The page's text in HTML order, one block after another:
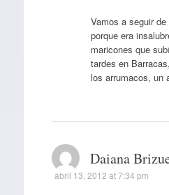
Vamos a seguir
porque era
maricones que
tardes en
los arrumacos, un
Daiana
abril 13, 2012 at 7:34 pm